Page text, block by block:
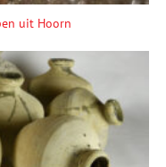
uit Hoorn